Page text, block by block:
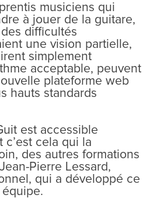
musiciens qui
à jouer de la guitare,
difficultés
une vision partielle,
simplement
acceptable, peuvent
plateforme web
hauts standards
est accessible
c’est cela qui la
des autres formations
Pierre Lessard,
qui a développé ce